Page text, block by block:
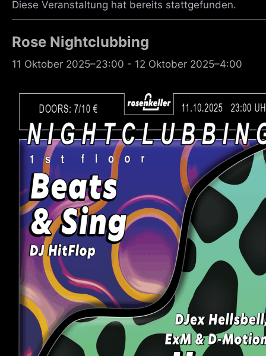
Diese Veranstaltung hat bereits stattgefunden.
Rose Nightclubbing
11 Oktober 2025–23:00 - 12 Oktober 2025–4:00